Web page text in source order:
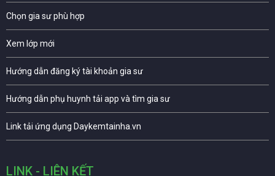
Chọn gia sư phù hợp
Xem lớp mới
Hướng dẫn đăng ký tài khoản gia sư
Hướng dẫn phụ huynh tải app và tìm gia sư
Link tải ứng dụng Daykemtainha.vn
LINK - LIÊN KẾT